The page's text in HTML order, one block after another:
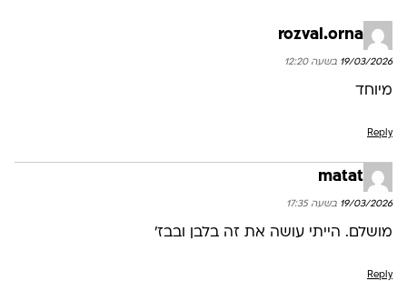
rozval.orna
19/03/2026 בשעה 12:20
מיוחד
Reply
matat
19/03/2026 בשעה 17:35
מושלם. הייתי עושה את זה בלבן ובבז׳
Reply